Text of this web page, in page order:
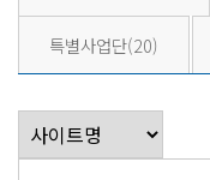
특별사업단(20)